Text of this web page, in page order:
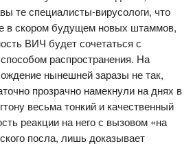
те специалисты-вирусологи, что
в скором будущем новых штаммов,
ВИЧ будет сочетаться с
распространения. На
нынешней заразы не так,
прозрачно намекнули на днях в
весьма тонкий и качественный
реакции на него с вызовом «на
посла, лишь доказывает